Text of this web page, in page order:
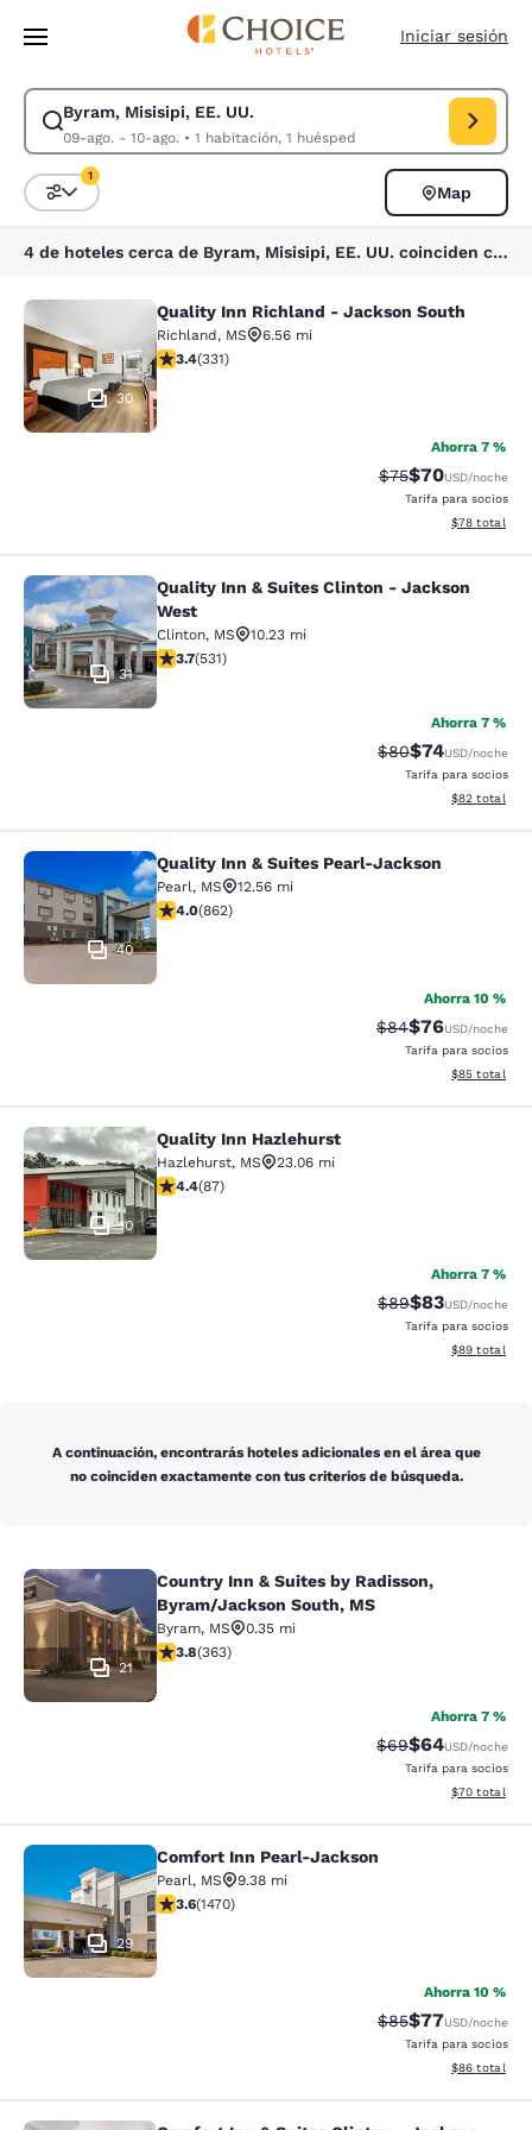
Pasar A Contenido Principal
Iniciar sesión
Byram, Misisipi, EE. UU.
09-ago. - 10-ago.• 1 habitación, 1 huésped
Modificar la búsqueda de Byram, Misisipi, EE. UU.. Fecha de check-in
Ordenar y filtrar
1
Map
4 de hoteles cerca de Byram, Misisipi, EE. UU. coinciden con tus filtros
Quality Inn Richland - Jackson
30
Quality Inn Richland - Jackson South
Richland, MS
6.56 mi
calificación de 3.4 estrellas. Bueno. 331 reseñas
3.4(331)
Ahorra 7 %
Precio tachado:
$75Precio con
$70USD/noche
Tarifa para socios
Ver detalles
$78 total
Quality Inn & Suites Clinton -
31
Quality Inn & Suites Clinton - Jackson
West
Clinton, MS
10.23 mi
calificación de 3.72 estrellas. Bueno. 531 reseñas
3.7(531)
Ahorra 7 %
Precio tachado:
$80Precio con
$74USD/noche
Tarifa para socios
Ver detalles
$82 total
Quality Inn & Suites Pearl-Jackson
40
Quality Inn & Suites Pearl-Jackson
Pearl, MS
12.56 mi
calificación de 4.02 estrellas. Muy bueno. 862 reseñas
4.0(862)
Ahorra 10 %
Precio tachado:
$84Precio con
$76USD/noche
Tarifa para socios
Ver detalles
$85 total
Quality Inn Hazlehurst
10
Quality Inn Hazlehurst
Hazlehurst, MS
23.06 mi
calificación de 4.4 estrellas. Excelente. 87 reseñas
4.4(87)
Ahorra 7 %
Precio tachado:
$89Precio con
$83USD/noche
Tarifa para socios
Ver detalles
$89 total
A continuación, encontrarás hoteles adicionales en el área que
no coinciden exactamente con tus criterios de búsqueda.
Country Inn & Suites by Radisson,
21
Country Inn & Suites by Radisson,
Byram/Jackson South, MS
Byram, MS
0.35 mi
calificación de 3.75 estrellas. Bueno. 363 reseñas
3.8(363)
Ahorra 7 %
Precio tachado:
$69Precio con
$64USD/noche
Tarifa para socios
Ver detalles
$70 total
Comfort Inn Pearl-Jackson
29
Comfort Inn Pearl-Jackson
Pearl, MS
9.38 mi
calificación de 3.64 estrellas. Bueno. 1470 reseñas
3.6(1470)
Ahorra 10 %
Precio tachado:
$85Precio con
$77USD/noche
Tarifa para socios
Ver detalles
$86 total